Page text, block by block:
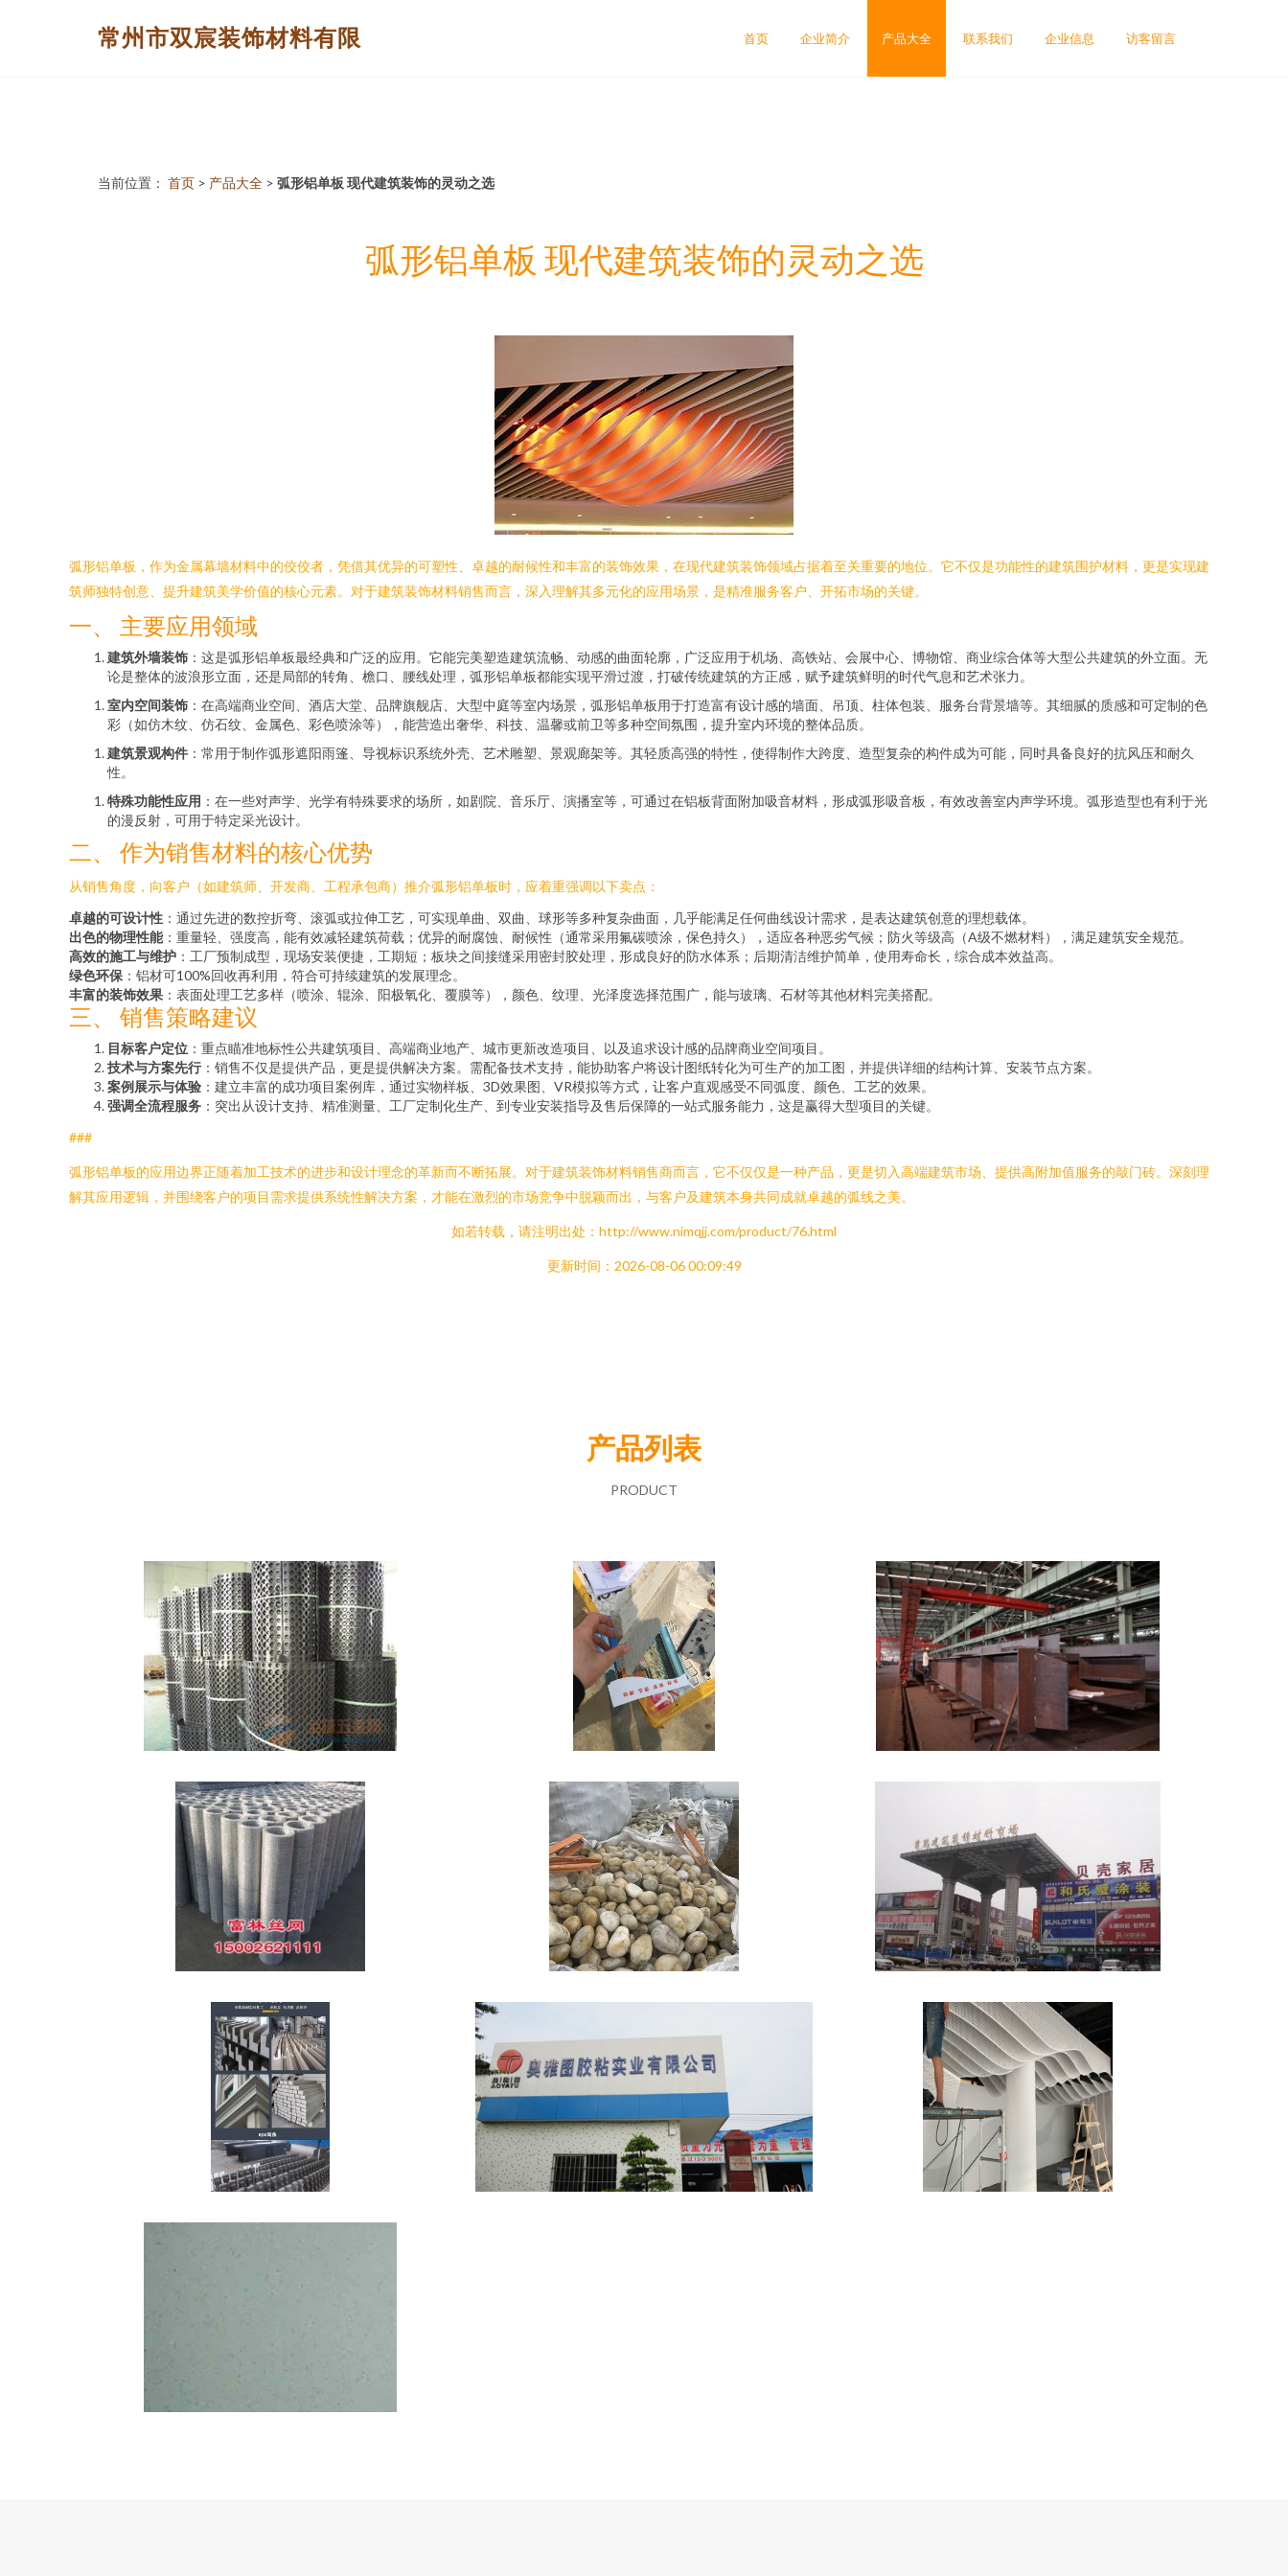
常州市双宸装饰材料有限 首页 企业简介 产品大全 联系我们 企业信息 访客留言
当前位置： 首页 > 产品大全 > 弧形铝单板 现代建筑装饰的灵动之选
弧形铝单板 现代建筑装饰的灵动之选
弧形铝单板，作为金属幕墙材料中的佼佼者，凭借其优异的可塑性、卓越的耐候性和丰富的装饰效果，在现代建筑装饰领域占据着至关重要的地位。它不仅是功能性的建筑围护材料，更是实现建
筑师独特创意、提升建筑美学价值的核心元素。对于建筑装饰材料销售而言，深入理解其多元化的应用场景，是精准服务客户、开拓市场的关键。
一、 主要应用领域
建筑外墙装饰 ：这是弧形铝单板最经典和广泛的应用。它能完美塑造建筑流畅、动感的曲面轮廓，广泛应用于机场、高铁站、会展中心、博物馆、商业综合体等大型公共建筑的外立面。无
论是整体的波浪形立面，还是局部的转角、檐口、腰线处理，弧形铝单板都能实现平滑过渡，打破传统建筑的方正感，赋予建筑鲜明的时代气息和艺术张力。
室内空间装饰 ：在高端商业空间、酒店大堂、品牌旗舰店、大型中庭等室内场景，弧形铝单板用于打造富有设计感的墙面、吊顶、柱体包装、服务台背景墙等。其细腻的质感和可定制的色
彩（如仿木纹、仿石纹、金属色、彩色喷涂等），能营造出奢华、科技、温馨或前卫等多种空间氛围，提升室内环境的整体品质。
建筑景观构件 ：常用于制作弧形遮阳雨篷、导视标识系统外壳、艺术雕塑、景观廊架等。其轻质高强的特性，使得制作大跨度、造型复杂的构件成为可能，同时具备良好的抗风压和耐久
性。
特殊功能性应用 ：在一些对声学、光学有特殊要求的场所，如剧院、音乐厅、演播室等，可通过在铝板背面附加吸音材料，形成弧形吸音板，有效改善室内声学环境。弧形造型也有利于光
的漫反射，可用于特定采光设计。
二、 作为销售材料的核心优势
从销售角度，向客户（如建筑师、开发商、工程承包商）推介弧形铝单板时，应着重强调以下卖点：
卓越的可设计性 ：通过先进的数控折弯、滚弧或拉伸工艺，可实现单曲、双曲、球形等多种复杂曲面，几乎能满足任何曲线设计需求，是表达建筑创意的理想载体。
出色的物理性能：重量轻、强度高，能有效减轻建筑荷载；优异的耐腐蚀、耐候性（通常采用氟碳喷涂，保色持久），适应各种恶劣气候；防火等级高（A级不燃材料），满足建筑安全规范。
高效的施工与维护 ：工厂预制成型，现场安装便捷，工期短；板块之间接缝采用密封胶处理，形成良好的防水体系；后期清洁维护简单，使用寿命长，综合成本效益高。
绿色环保 ：铝材可100%回收再利用，符合可持续建筑的发展理念。
丰富的装饰效果 ：表面处理工艺多样（喷涂、辊涂、阳极氧化、覆膜等），颜色、纹理、光泽度选择范围广，能与玻璃、石材等其他材料完美搭配。
三、 销售策略建议
目标客户定位 ：重点瞄准地标性公共建筑项目、高端商业地产、城市更新改造项目、以及追求设计感的品牌商业空间项目。
技术与方案先行 ：销售不仅是提供产品，更是提供解决方案。需配备技术支持，能协助客户将设计图纸转化为可生产的加工图，并提供详细的结构计算、安装节点方案。
案例展示与体验 ：建立丰富的成功项目案例库，通过实物样板、3D效果图、VR模拟等方式，让客户直观感受不同弧度、颜色、工艺的效果。
强调全流程服务 ：突出从设计支持、精准测量、工厂定制化生产、到专业安装指导及售后保障的一站式服务能力，这是赢得大型项目的关键。
###
弧形铝单板的应用边界正随着加工技术的进步和设计理念的革新而不断拓展。对于建筑装饰材料销售商而言，它不仅仅是一种产品，更是切入高端建筑市场、提供高附加值服务的敲门砖。深刻理
解其应用逻辑，并围绕客户的项目需求提供系统性解决方案，才能在激烈的市场竞争中脱颖而出，与客户及建筑本身共同成就卓越的弧线之美。
如若转载，请注明出处：http://www.nimqjj.com/product/76.html
更新时间：2026-08-06 00:09:49
产品列表
PRODUCT